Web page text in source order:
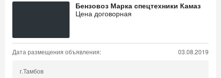
Бензовоз Марка спецтехники Камаз
Цена договорная
Дата размещения объявления: 03.08.2019
г.Тамбов